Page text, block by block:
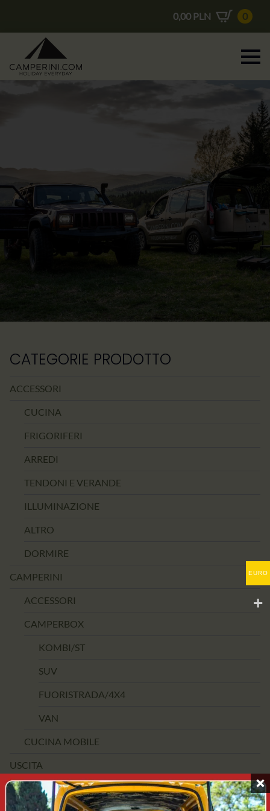
0,00 PLN 0
CATEGORIE PRODOTTO
ACCESSORI
CUCINA
FRIGORIFERI
ARREDI
TENDONI E VERANDE
ILLUMINAZIONE
ALTRO
DORMIRE
CAMPERINI
ACCESSORI
CAMPERBOX
KOMBI/ST
SUV
FUORISTRADA/4X4
VAN
CUCINA MOBILE
USCITA
FASCIA DI PREZZO
EURO